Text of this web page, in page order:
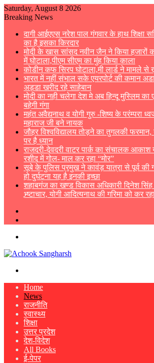
Saturday, August 8 2026
Breaking News
दागी आईएएस नरेश पाल गंगवार के हाथ शिक्षा
का है इसका किरदार
मोदी के खास सांसद नवीन जैन ने किया हजारों
में घोटाला,पीएम सीएम का मुंह किया काला
कोडीन कफ सिरप घोटाला,मी लार्ड ने मामले
भारत में नहीं संभाल सके एयरपोर्ट की कमान
अड्डा खरीद रहे साहेबान
मोदी का नही चलेगा देश मे अब हिन्दू मुस्लिम का
बहेगी गंगा
महंत अवैद्यनाथ व योगी गुरु -शिष्य के परंम्परा
महाराज जी बने नायक
जौहर विश्वविद्यालय तोड़ने का तुगलकी
पर है ध्यान
राजदरी-देवदरी वाटर पार्क का संचालक आकाश
रशीद में गोल- माल कर रहा “मोर”
सूबे के पुलिस प्रमुख ने कावंड़ यात्रा से पूर्व की
हो दुर्घटना यह है इनकी इच्छा
शहाबगंज का खण्ड विकास अधिकारी दिनेश
भ्र्ष्टाचार, योगी आदित्यनाथ की गरिमा को कर
Home
News
राजनीति
स्वास्थ्य
शिक्षा
उत्तर प्रदेश
देश-विदेश
All Books
ई-पेपर